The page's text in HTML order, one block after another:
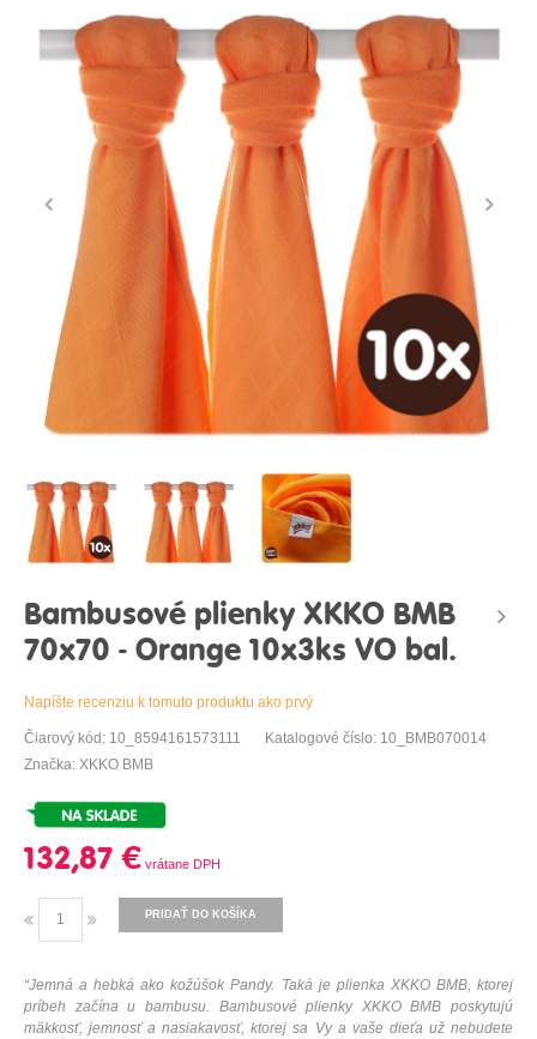
Bambusové plienky XKKO BMB
70x70 - Orange 10x3ks VO bal.
Napíšte recenziu k tomuto produktu ako prvý
Čiarový kód: 10_8594161573111
Katalogové číslo: 10_BMB070014
Značka: XKKO BMB
132,87 €
PRIDAŤ DO KOŠÍKA
“Jemná a hebká ako kožúšok Pandy. Taká je plienka XKKO BMB, ktorej
príbeh začína u bambusu. Bambusové plienky XKKO BMB poskytujú
mäkkosť, jemnosť a nasiakavosť, ktorej sa Vy a vaše dieťa už nebudete